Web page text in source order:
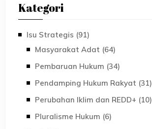
Kategori
Isu Strategis (91)
Masyarakat Adat (64)
Pembaruan Hukum (34)
Pendamping Hukum Rakyat (31)
Perubahan Iklim dan REDD+ (10)
Pluralisme Hukum (6)